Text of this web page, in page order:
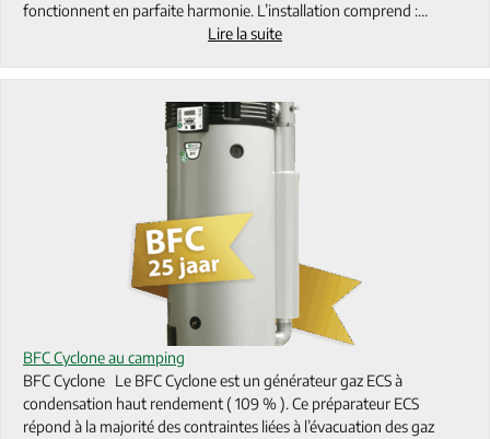
fonctionnent en parfaite harmonie. L’installation comprend :…
Lire la suite
BFC Cyclone au camping
BFC Cyclone Le BFC Cyclone est un générateur gaz ECS à
condensation haut rendement ( 109 % ). Ce préparateur ECS
répond à la majorité des contraintes liées à l’évacuation des gaz